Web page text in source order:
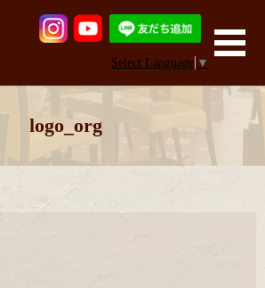
Select Language ▼
メ
logo_org